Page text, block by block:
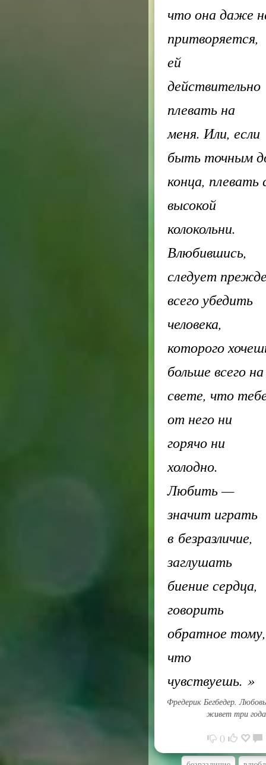
что она даже
притворяется,
ей
действительно
плевать на
меня. Или, если
быть точным
конца, плевать
высокой
колокольни.
Влюбившись,
следует
всего убедить
человека,
которого
больше всего на
свете, что
от него ни
горячо ни
холодно.
Любить —
значит играть
в безразличие,
заглушать
биение сердца,
говорить
обратное тому,
что
чувствуешь. »
Фредерик Бегбедер. Любовь
живет три года
0